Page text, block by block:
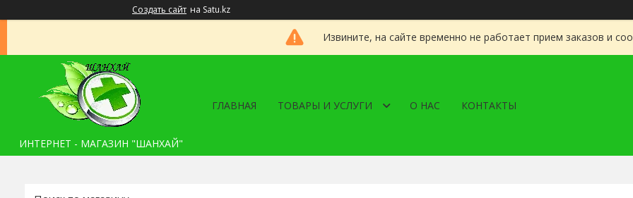
Создать сайт на Satu.kz
Извините, на сайте временно не работает прием заказов и
ИНТЕРНЕТ - МАГАЗИН "ШАНХАЙ"
ГЛАВНАЯ ТОВАРЫ И УСЛУГИ О НАС КОНТАКТЫ